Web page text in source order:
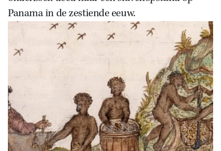
Panama in de zestiende eeuw.